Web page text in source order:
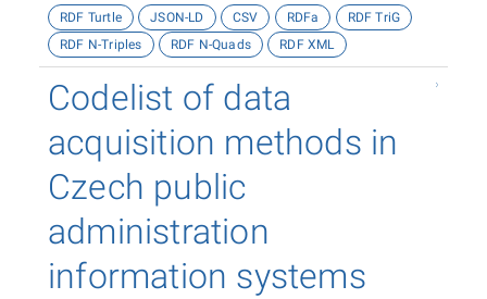
RDF Turtle JSON-LD CSV RDFa
RDF TriG
RDF N-Triples
RDF N-Quads RDF XML
Codelist of data
acquisition methods in
Czech public
administration
information systems